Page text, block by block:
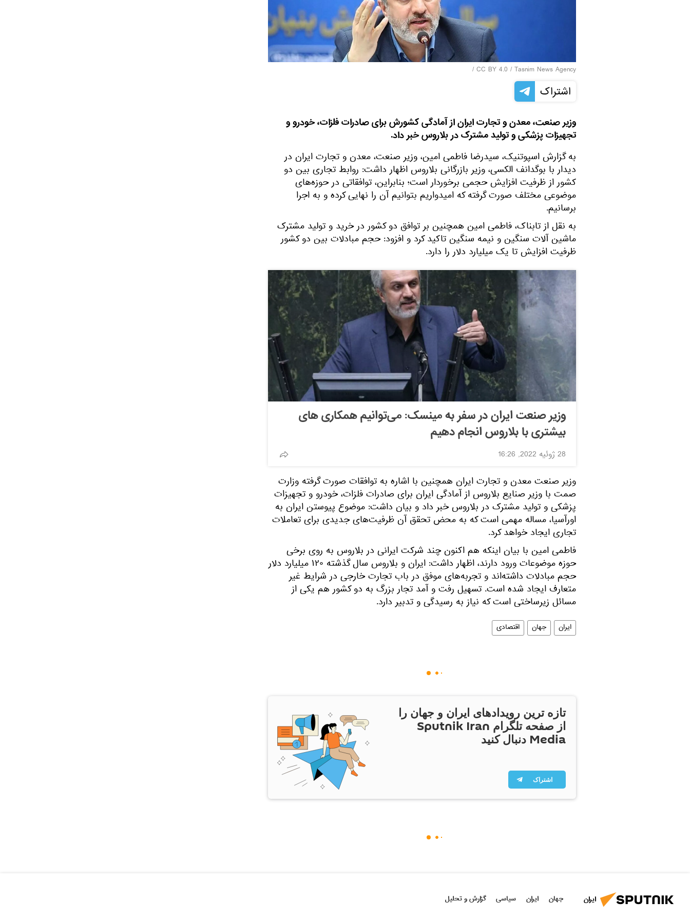
CC BY 4.0 / Tasnim News Agency
/
اشتراک
وزیر صنعت، معدن و تجارت ایران از آمادگی‌ کشورش برای صادرات فلزات، خودرو و
تجهیزات پزشکی و تولید مشترک در بلاروس خبر داد.
به گزارش اسپوتنیک، سیدرضا فاطمی امین، وزیر صنعت، معدن و تجارت ایران در
دیدار با بوگدانف الکسی، وزیر بازرگانی بلاروس اظهار داشت: روابط تجاری بین دو
کشور از ظرفیت افزایش حجمی برخوردار است؛ بنابراین، توافقاتی در حوزه‌های
موضوعی مختلف صورت گرفته که امیدواریم بتوانیم آن را نهایی کرده و به اجرا
برسانیم.
به نقل از تابناک، فاطمی امین همچنین بر توافق دو کشور در خرید و تولید مشترک
ماشین آلات سنگین و نیمه سنگین تاکید کرد و افزود: حجم مبادلات بین دو کشور
ظرفیت افزایش تا یک میلیارد دلار را دارد.
وزیر صنعت ایران در سفر به مینسک: می‌توانیم همکاری های
بیشتری با بلاروس انجام دهیم
28 ژوئیه 2022, 16:26
وزیر صنعت معدن و تجارت ایران همچنین با اشاره به توافقات صورت گرفته وزارت
صمت با وزیر صنایع بلاروس از آمادگی‌ ایران برای صادرات فلزات، خودرو و تجهیزات
پزشکی و تولید مشترک در بلاروس خبر داد و بیان داشت: موضوع پیوستن ایران به
اورآسیا، مساله مهمی است که به محض تحقق آن ظرفیت‌های جدیدی برای تعاملات
تجاری ایجاد خواهد کرد.
فاطمی امین با بیان اینکه هم اکنون چند شرکت ایرانی در بلاروس به روی برخی
حوزه موضوعات ورود دارند، اظهار داشت: ایران و بلاروس سال گذشته ۱۲۰ میلیارد دلار
حجم مبادلات داشته‌اند و تجربه‌های موفق ‌در باب تجارت خارجی در شرایط غیر
متعارف ایجاد شده است. تسهیل رفت و آمد تجار بزرگ ‌به دو کشور هم یکی از
مسائل زیرساختی است که نیاز به رسیدگی و تدبیر دارد.
ایران جهان اقتصادی
تازه ترین رویدادهای ایران و جهان را
از صفحه تلگرام Sputnik Iran
Media دنبال کنید
اشتراک
ایران جهان ایران سیاسی گزارش و تحلیل